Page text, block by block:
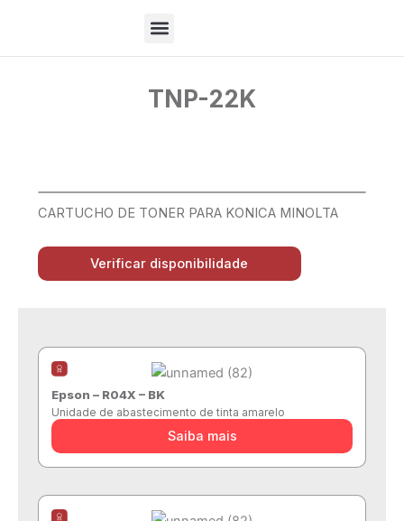
o
TNP-22K
CARTUCHO DE TONER PARA KONICA MINOLTA
Verificar disponibilidade
Epson – R04X – BK
Unidade de abastecimento de tinta amarelo
Saiba mais